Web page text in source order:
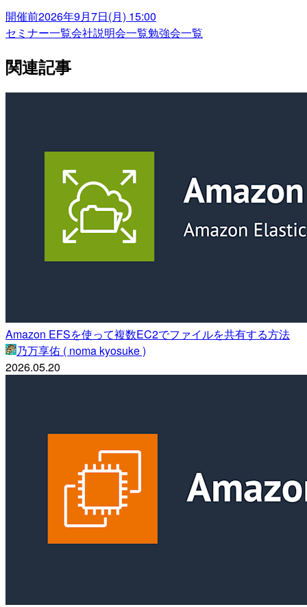
開催前2026年9月7日(月) 15:00
セミナー一覧会社説明会一覧勉強会一覧
関連記事
Amazon EFSを使って複数EC2でファイルを共有する方法
乃万享佑 ( noma kyosuke )
2026.05.20